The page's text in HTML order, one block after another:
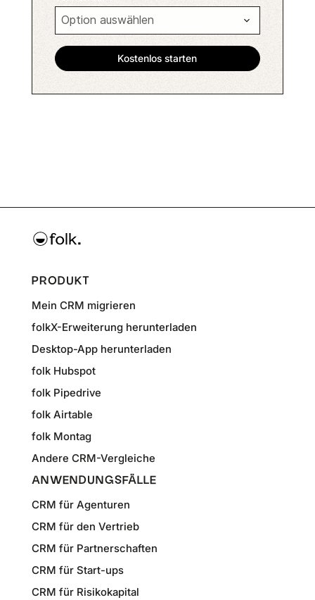
PRODUKT
Mein CRM migrieren
folkX-Erweiterung herunterladen
Desktop-App herunterladen
folk Hubspot
folk Pipedrive
folk Airtable
folk Montag
Andere CRM-Vergleiche
ANWENDUNGSFÄLLE
CRM für Agenturen
CRM für den Vertrieb
CRM für Partnerschaften
CRM für Start-ups
CRM für Risikokapital